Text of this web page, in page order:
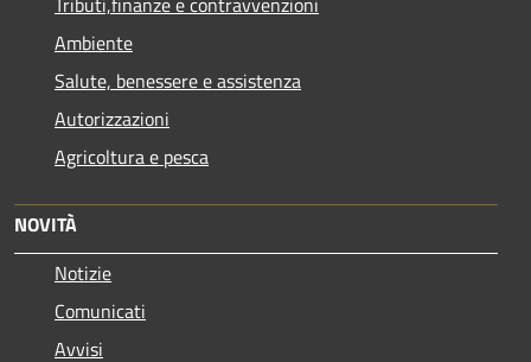
Ambiente
Salute, benessere e assistenza
Autorizzazioni
Agricoltura e pesca
NOVITÀ
Notizie
Comunicati
Avvisi